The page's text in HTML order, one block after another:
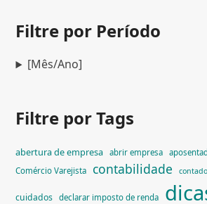
Filtre por Período
[Mês/Ano]
Filtre por Tags
abertura de empresa abrir empresa
Comércio Varejista
contabilidade
cuidados declarar imposto de renda